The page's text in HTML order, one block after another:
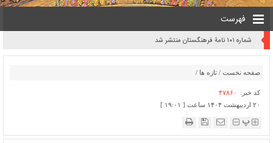
فهرست
روایت یک قرن صیانت از میراث مکتوب ایران به بیان معاون کتابخانه ملی
صفحه نخست / تازه ها /
کد خبر:
۴۷۸۶۰
۲۰ اردیبهشت ۱۴۰۴ ساعت [ ۱۹:۰۱ ]
پ